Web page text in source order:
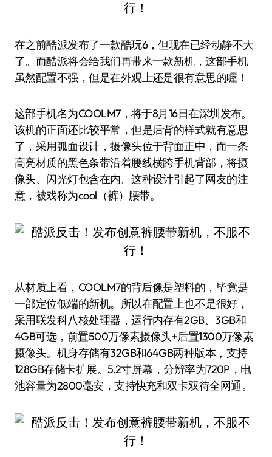
在之前酷派发布了一款酷玩6，但现在已经动静不大
了。而酷派将会给我们再带来一款新机，这部手机
虽然配置不强，但是在外观上还是很有意思的喔！
这部手机名为COOLM7，将于8月16日在深圳发布。
该机的正面还比较平常，但是后背的样式就有意思
了，采用弧面设计，摄像头位于背面正中，而一条
高亮材质的黑色条带沿着腰线横跨手机背部，将摄
像头、闪光灯包含在内。这种设计引起了网友的注
意，被戏称为cool（裤）腰带。
从材质上看，COOLM7的背后像是塑料的，毕竟是
一部定位低端的新机。所以在配置上也不是很好，
采用联发科八核处理器，运行内存有2GB、3GB和
4GB可选，前置500万像素摄像头+后置1300万像素
摄像头。机身存储有32GB和64GB两种版本，支持
128GB存储卡扩展。5.2寸屏幕，分辨率为720P，电
池容量为2800毫安，支持快充和双卡双待全网通。